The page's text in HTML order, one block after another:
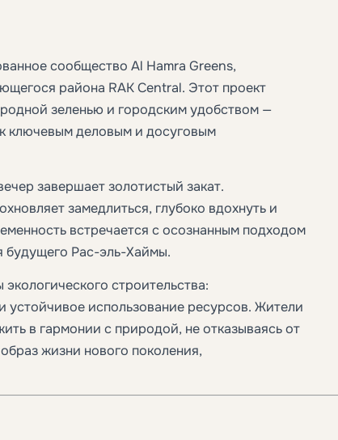
сообщество Al Hamra Greens,
района RAK Central. Этот проект
зеленью и городским удобством —
ключевым деловым и досуговым
завершает золотистый закат.
замедлиться, глубоко вдохнуть и
встречается с осознанным подходом
будущего Рас-эль-Хаймы.
строительства:
использование ресурсов. Жители
в гармонии с природой, не отказываясь от
жизни нового поколения,